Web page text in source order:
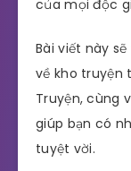
của mọi độc
Bài viết này
về kho truyện
Truyện, cùng
giúp bạn có
tuyệt vời.